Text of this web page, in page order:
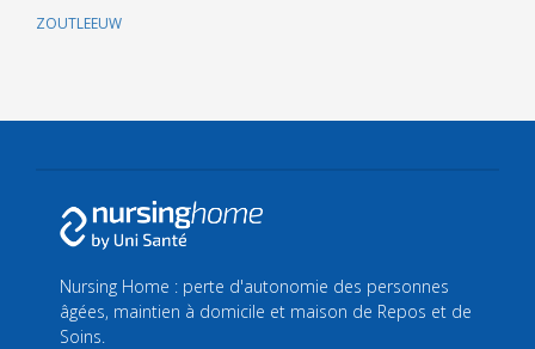
ZOUTLEEUW
Nursing Home : perte d'autonomie des personnes
âgées, maintien à domicile et maison de Repos et de
Soins.